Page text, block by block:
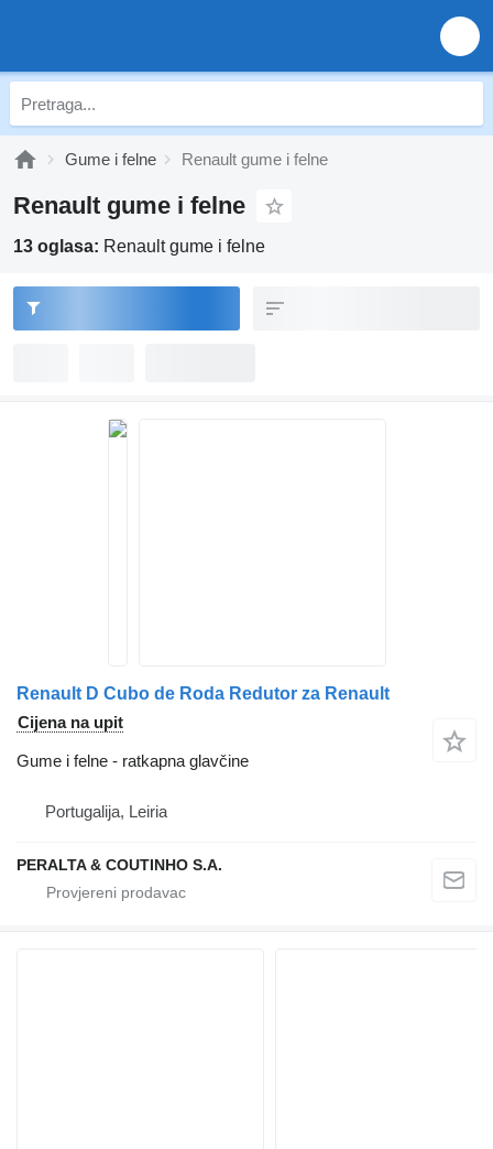
Gume i felne Renault gume i felne
Renault gume i felne
13 oglasa: Renault gume i felne
Renault D Cubo de Roda Redutor za Renault
Cijena na upit
Gume i felne - ratkapna glavčine
Portugalija, Leiria
PERALTA & COUTINHO S.A.